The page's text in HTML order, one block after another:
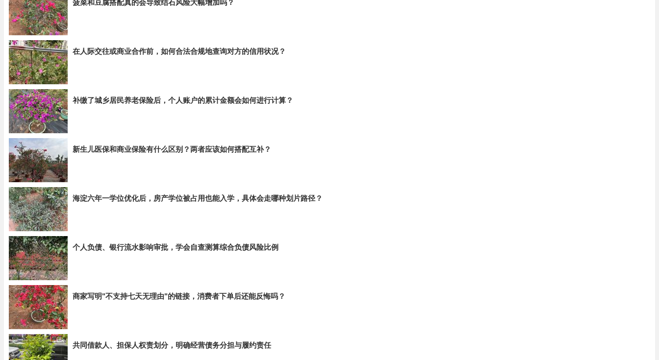
菠菜和豆腐搭配真的会导致结石风险大幅增加吗？
在人际交往或商业合作前，如何合法合规地查询对方的信用状况？
补缴了城乡居民养老保险后，个人账户的累计金额会如何进行计算？
新生儿医保和商业保险有什么区别？两者应该如何搭配互补？
海淀六年一学位优化后，房产学位被占用也能入学，具体会走哪种划片路径？
个人负债、银行流水影响审批，学会自查测算综合负债风险比例
商家写明"不支持七天无理由"的链接，消费者下单后还能反悔吗？
共同借款人、担保人权责划分，明确经营债务分担与履约责任